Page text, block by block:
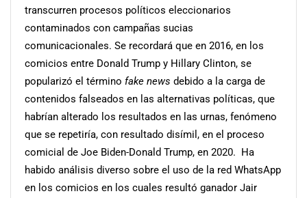
transcurren procesos políticos eleccionarios
contaminados con campañas sucias
comunicacionales. Se recordará que en 2016, en los
comicios entre Donald Trump y Hillary Clinton, se
popularizó el término fake news debido a la carga de
contenidos falseados en las alternativas políticas, que
habrían alterado los resultados en las urnas, fenómeno
que se repetiría, con resultado disímil, en el proceso
comicial de Joe Biden-Donald Trump, en 2020. Ha
habido análisis diverso sobre el uso de la red WhatsApp
en los comicios en los cuales resultó ganador Jair